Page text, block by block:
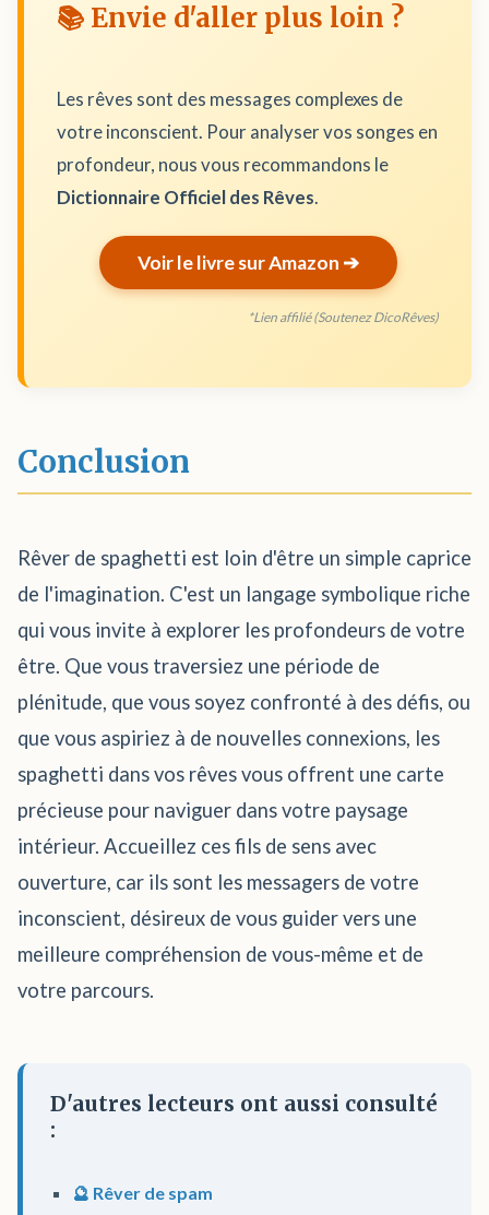
📚 Envie d'aller plus loin ?
Les rêves sont des messages complexes de
votre inconscient. Pour analyser vos songes en
profondeur, nous vous recommandons le
Dictionnaire Officiel des Rêves.
Voir le livre sur Amazon ➔
*Lien affilié (Soutenez DicoRêves)
Conclusion
Rêver de spaghetti est loin d'être un simple caprice
de l'imagination. C'est un langage symbolique riche
qui vous invite à explorer les profondeurs de votre
être. Que vous traversiez une période de
plénitude, que vous soyez confronté à des défis, ou
que vous aspiriez à de nouvelles connexions, les
spaghetti dans vos rêves vous offrent une carte
précieuse pour naviguer dans votre paysage
intérieur. Accueillez ces fils de sens avec
ouverture, car ils sont les messagers de votre
inconscient, désireux de vous guider vers une
meilleure compréhension de vous-même et de
votre parcours.
D'autres lecteurs ont aussi consulté
:
🔮 Rêver de spam